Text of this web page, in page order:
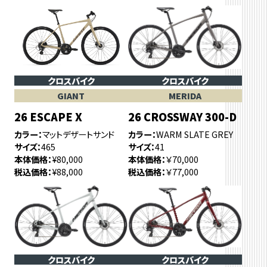
クロスバイク
GIANT
26 ESCAPE X
カラー マットデザートサンド
サイズ 465
本体価格 ¥80,000
税込価格 ¥88,000
クロスバイク
MERIDA
26 CROSSWAY 300-D
カラー WARM SLATE GREY
サイズ 41
本体価格 ￥70,000
税込価格 ￥77,000
クロスバイク
クロスバイク